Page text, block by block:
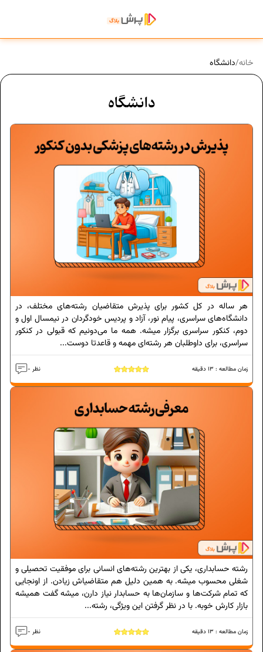
خانه/دانشگاه
دانشگاه
هر ساله در کل کشور برای پذیرش متقاضیان رشته‌های مختلف، در
دانشگاه‌های سراسری، پیام نور، آزاد و پردیس خودگردان در نیمسال اول و
دوم، کنکور سراسری برگزار میشه. همه ما می‌دونیم که قبولی در کنکور
سراسری، برای داوطلبان هر رشته‌ای مهمه و قاعدتا دوست...
- نظر زمان مطالعه : 13 دقیقه
رشته‌ حسابداری، یکی از بهترین رشته‌های انسانی برای موفقیت تحصیلی و
شغلی محسوب میشه. به همین دلیل هم متقاضیاش زیادن. از اونجایی
که تمام شرکت‌ها و سازمان‌ها به حسابدار نیاز دارن، میشه گفت همیشه
بازار کارش خوبه. با در نظر گرفتن این ویژگی، رشته‌...
- نظر زمان مطالعه : 13 دقیقه